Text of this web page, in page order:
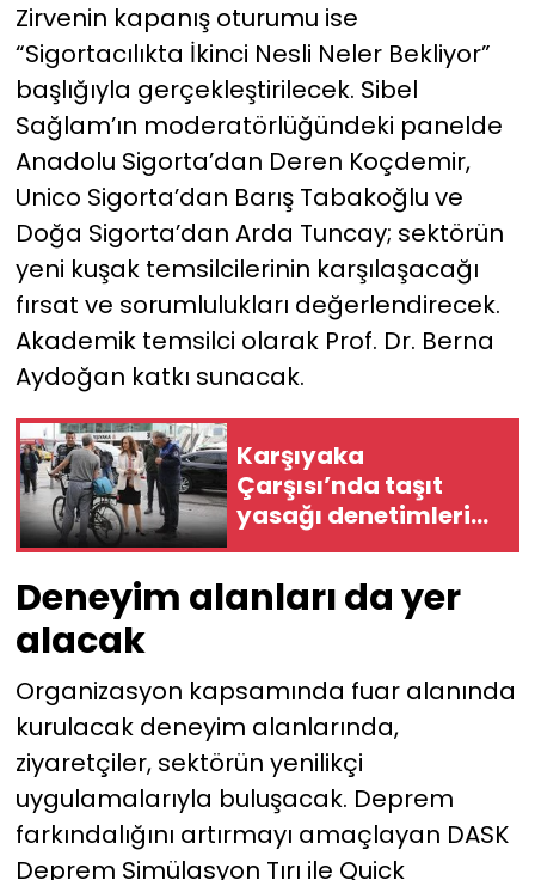
Zirvenin kapanış oturumu ise
“Sigortacılıkta İkinci Nesli Neler Bekliyor”
başlığıyla gerçekleştirilecek. Sibel
Sağlam’ın moderatörlüğündeki panelde
Anadolu Sigorta’dan Deren Koçdemir,
Unico Sigorta’dan Barış Tabakoğlu ve
Doğa Sigorta’dan Arda Tuncay; sektörün
yeni kuşak temsilcilerinin karşılaşacağı
fırsat ve sorumlulukları değerlendirecek.
Akademik temsilci olarak Prof. Dr. Berna
Aydoğan katkı sunacak.
Karşıyaka
Çarşısı’nda taşıt
yasağı denetimleri
sıkılaştırıldı
Deneyim alanları da yer
alacak
Organizasyon kapsamında fuar alanında
kurulacak deneyim alanlarında,
ziyaretçiler, sektörün yenilikçi
uygulamalarıyla buluşacak. Deprem
farkındalığını artırmayı amaçlayan DASK
Deprem Simülasyon Tırı ile Quick